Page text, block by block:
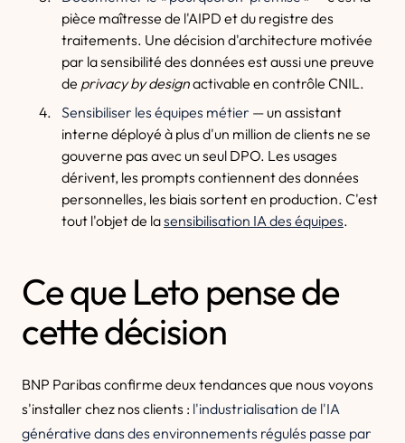
pièce maîtresse de l'AIPD et du registre des
traitements. Une décision d'architecture motivée
par la sensibilité des données est aussi une preuve
de privacy by designactivable en contrôle CNIL.
Sensibiliser les équipes métier — un assistant
interne déployé à plus d'un million de clients ne se
gouverne pas avec un seul DPO. Les usages
dérivent, les prompts contiennent des données
personnelles, les biais sortent en production. C'est
tout l'objet de lasensibilisation IA des équipes.
Ce que Leto pense de
cette décision
BNP Paribas confirme deux tendances que nous voyons
s'installer chez nos clients : l'industrialisation de l'IA
générative dans des environnements régulés passe par